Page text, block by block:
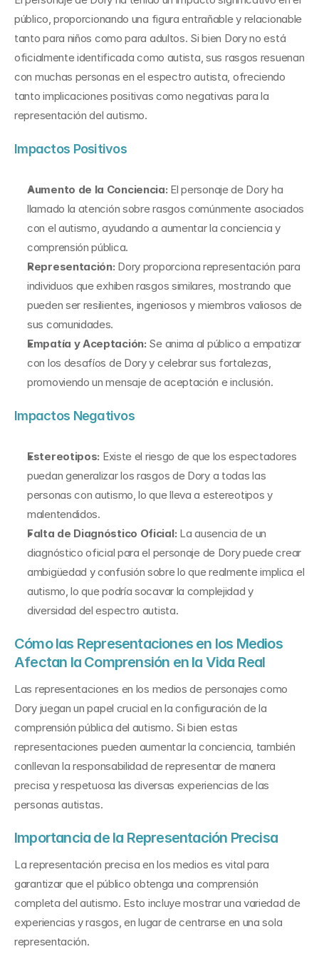
público, proporcionando una figura entrañable y relacionable
tanto para niños como para adultos. Si bien Dory no está
oficialmente identificada como autista, sus rasgos resuenan
con muchas personas en el espectro autista, ofreciendo
tanto implicaciones positivas como negativas para la
representación del autismo.
Impactos Positivos
Aumento de la Conciencia: El personaje de Dory ha
llamado la atención sobre rasgos comúnmente asociados
con el autismo, ayudando a aumentar la conciencia y
comprensión pública.
Representación: Dory proporciona representación para
individuos que exhiben rasgos similares, mostrando que
pueden ser resilientes, ingeniosos y miembros valiosos de
sus comunidades.
Empatía y Aceptación: Se anima al público a empatizar
con los desafíos de Dory y celebrar sus fortalezas,
promoviendo un mensaje de aceptación e inclusión.
Impactos Negativos
Estereotipos: Existe el riesgo de que los espectadores
puedan generalizar los rasgos de Dory a todas las
personas con autismo, lo que lleva a estereotipos y
malentendidos.
Falta de Diagnóstico Oficial: La ausencia de un
diagnóstico oficial para el personaje de Dory puede crear
ambigüedad y confusión sobre lo que realmente implica el
autismo, lo que podría socavar la complejidad y
diversidad del espectro autista.
Cómo las Representaciones en los Medios
Afectan la Comprensión en la Vida Real
Las representaciones en los medios de personajes como
Dory juegan un papel crucial en la configuración de la
comprensión pública del autismo. Si bien estas
representaciones pueden aumentar la conciencia, también
conllevan la responsabilidad de representar de manera
precisa y respetuosa las diversas experiencias de las
personas autistas.
Importancia de la Representación Precisa
La representación precisa en los medios es vital para
garantizar que el público obtenga una comprensión
completa del autismo. Esto incluye mostrar una variedad de
experiencias y rasgos, en lugar de centrarse en una sola
representación.